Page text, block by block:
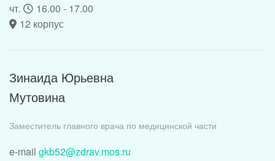
чт.
16.00 - 17.00
12 корпус
Зинаида Юрьевна
Мутовина
Заместитель главного врача по медицинской части
e-mail gkb52@zdrav.mos.ru